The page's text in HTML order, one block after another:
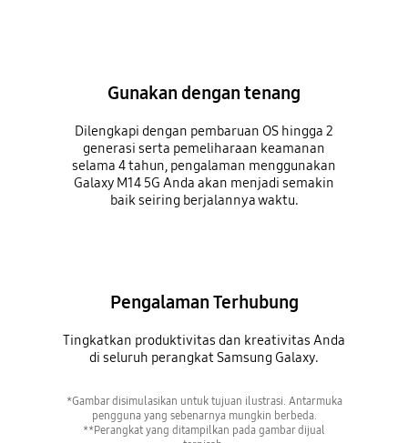
Gunakan dengan tenang
Dilengkapi dengan pembaruan OS hingga 2
generasi serta pemeliharaan keamanan
selama 4 tahun, pengalaman menggunakan
Galaxy M14 5G Anda akan menjadi semakin
baik seiring berjalannya waktu.
Pengalaman Terhubung
Tingkatkan produktivitas dan kreativitas Anda
di seluruh perangkat Samsung Galaxy.
*Gambar disimulasikan untuk tujuan ilustrasi. Antarmuka
pengguna yang sebenarnya mungkin berbeda.
**Perangkat yang ditampilkan pada gambar dijual